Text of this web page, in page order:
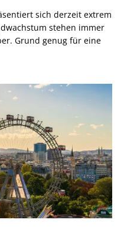
sich derzeit extrem
stehen immer
Grund genug für eine